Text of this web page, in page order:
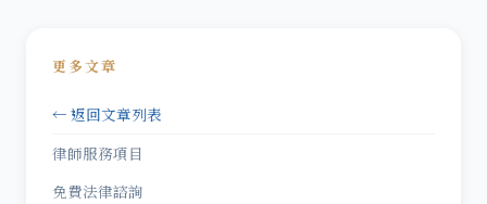
更多文章
← 返回文章列表
律師服務項目
免費法律諮詢